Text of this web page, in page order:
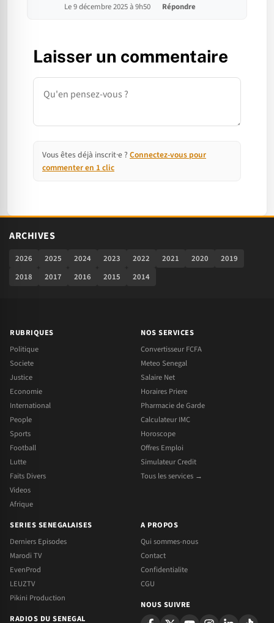
Le 9 décembre 2025 à 9h50 Répondre
Laisser un commentaire
Commentaire
Vous êtes déjà inscrit·e ? Connectez-vous pour
commenter en 1 clic
ARCHIVES
2026 2025 2024 2023 2022 2021 2020
2019
2018
2017 2016 2015 2014
RUBRIQUES
Politique
Societe
Justice
Economie
International
People
Sports
Football
Lutte
Faits Divers
Videos
Afrique
NOS SERVICES
Convertisseur FCFA
Meteo Senegal
Salaire Net
Horaires Priere
Pharmacie de Garde
Calculateur IMC
Horoscope
Offres Emploi
Simulateur Credit
Tous les services →
SERIES SENEGALAISES
Derniers Episodes
Marodi TV
EvenProd
LEUZTV
Pikini Production
RADIOS DU SENEGAL
A PROPOS
Qui sommes-nous
Contact
Confidentialite
CGU
NOUS SUIVRE